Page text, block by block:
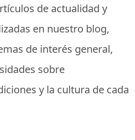
de actualidad y
en nuestro blog,
de interés general,
sobre
y la cultura de cada